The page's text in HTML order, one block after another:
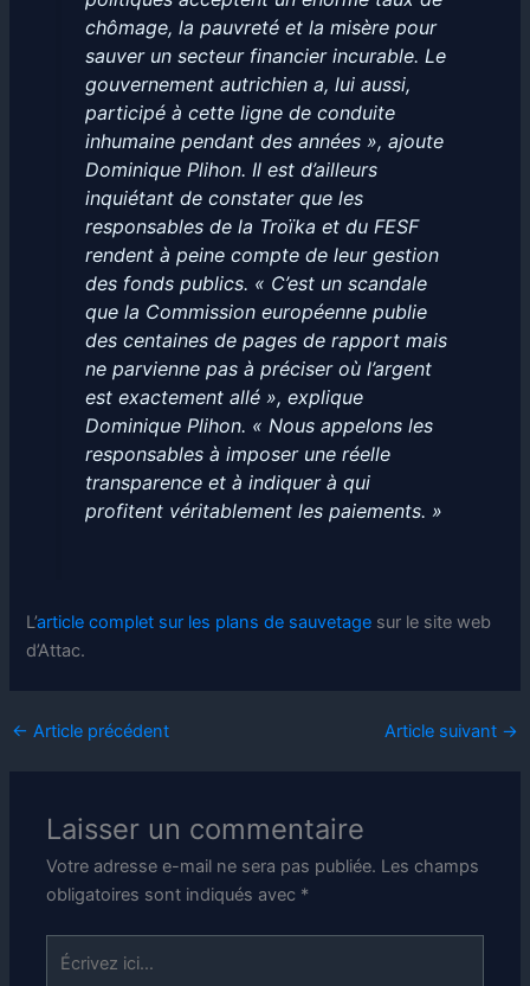
chômage, la pauvreté et la misère pour
sauver un secteur financier incurable. Le
gouvernement autrichien a, lui aussi,
participé à cette ligne de conduite
inhumaine pendant des années », ajoute
Dominique Plihon. Il est d’ailleurs
inquiétant de constater que les
responsables de la Troïka et du FESF
rendent à peine compte de leur gestion
des fonds publics. « C’est un scandale
que la Commission européenne publie
des centaines de pages de rapport mais
ne parvienne pas à préciser où l’argent
est exactement allé », explique
Dominique Plihon. « Nous appelons les
responsables à imposer une réelle
transparence et à indiquer à qui
profitent véritablement les paiements. »
L’article complet sur les plans de sauvetage sur le site web
d’Attac.
← Article précédent Article suivant →
Laisser un commentaire
Votre adresse e-mail ne sera pas publiée. Les champs
obligatoires sont indiqués avec *
Écrivez
ici…